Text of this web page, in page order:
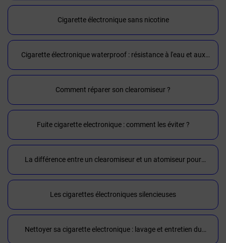
Cigarette électronique sans nicotine
Cigarette électronique waterproof : résistance à l'eau et aux
chocs
Comment réparer son clearomiseur ?
Fuite cigarette electronique : comment les éviter ?
La différence entre un clearomiseur et un atomiseur pour
cigarette électronique
Les cigarettes électroniques silencieuses
Nettoyer sa cigarette electronique : lavage et entretien du